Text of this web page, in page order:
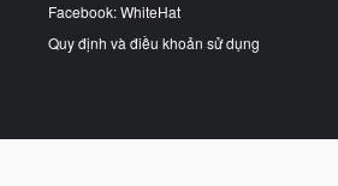
Facebook: WhiteHat
Quy định và điều khoản sử dụng